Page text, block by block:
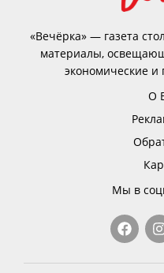
«Вечёрка» — газета
материалы,
экономические и
О
Мы в